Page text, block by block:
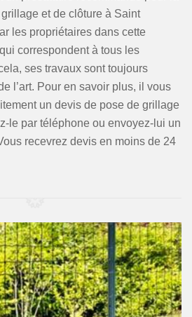
et de clôture à Saint
les propriétaires dans cette
correspondent à tous les
ses travaux sont toujours
l’art. Pour en savoir plus, il vous
un devis de pose de grillage
le par téléphone ou envoyez-lui un
recevrez devis en moins de 24